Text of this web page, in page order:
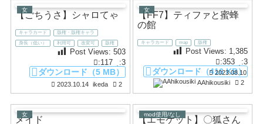
女
【ごちうさ】シャロてゃ
キャラカード
版権・版権キャラ
身長（低い）
利用可 改変可 版権
Post Views: 503
:117
:3
2023.10.14 ikeda 2
ダウンロード（5 MB）
女
【FF7】ティファと蜜蜂
の館
キャラカード map 版権
Post Views: 1,385
:353
:3
2023.08.10
AAhikousiki
2
ダウンロード（416 KB）
女
メイド
mod使用/なし
【エモケット】〇狐さん